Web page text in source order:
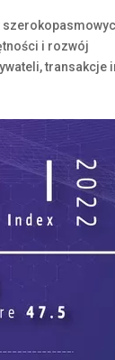
i rozwój
transakcje